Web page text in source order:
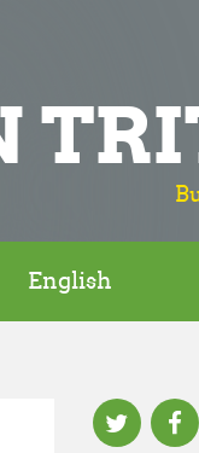
English